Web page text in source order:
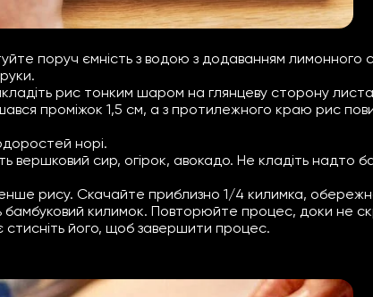
поруч ємність з водою з додаванням лимонного
рис тонким шаром на глянцеву сторону
проміжок 1,5 см, а з протилежного краю рис
норі.
вершковий сир, огірок, авокадо. Не кладіть надто
рису. Скачайте приблизно 1/4 килимка,
бамбуковий килимок. Повторюйте процес, доки не
його, щоб завершити процес.